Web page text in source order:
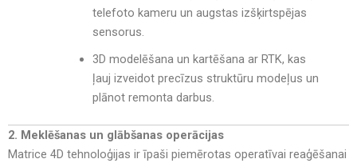
telefoto kameru un augstas izšķirtspējas
sensorus.
3D modelēšana un kartēšana ar RTK, kas
ļauj izveidot precīzus struktūru modeļus un
plānot remonta darbus.
2. Meklēšanas un glābšanas operācijas
Matrice 4D tehnoloģijas ir īpaši piemērotas operatīvai reaģēšanai